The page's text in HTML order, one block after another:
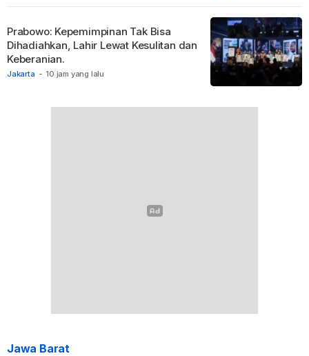
Jakarta - 10 jam yang lalu
Prabowo: Kepemimpinan Tak Bisa
Dihadiahkan, Lahir Lewat Kesulitan dan
Keberanian.
Jawa Barat